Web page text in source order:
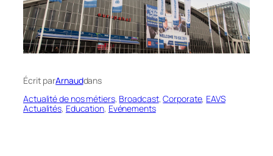
Écrit parArnauddans
Actualité de nos métiers, Broadcast, Corporate, EAVS
Actualités, Education, Evénements